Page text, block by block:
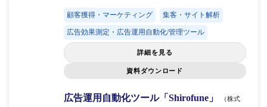
顧客獲得・マーケティング 集客・サイト解析
広告効果測定・広告運用自動化/管理ツール
詳細を見る
資料ダウンロード
広告運用自動化ツール「Shirofune」
（株式